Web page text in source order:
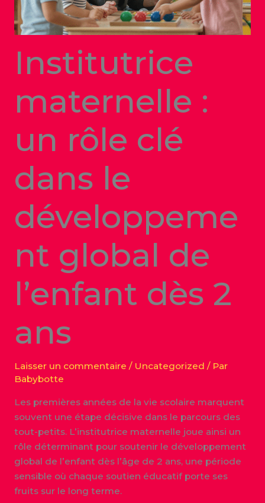
Institutrice
maternelle :
un rôle clé
dans le
développeme
nt global de
l’enfant dès 2
ans
Laisser un commentaire / Uncategorized / Par
Babybotte
Les premières années de la vie scolaire marquent
souvent une étape décisive dans le parcours des
tout-petits. L’institutrice maternelle joue ainsi un
rôle déterminant pour soutenir le développement
global de l’enfant dès l’âge de 2 ans, une période
sensible où chaque soutien éducatif porte ses
fruits sur le long terme.